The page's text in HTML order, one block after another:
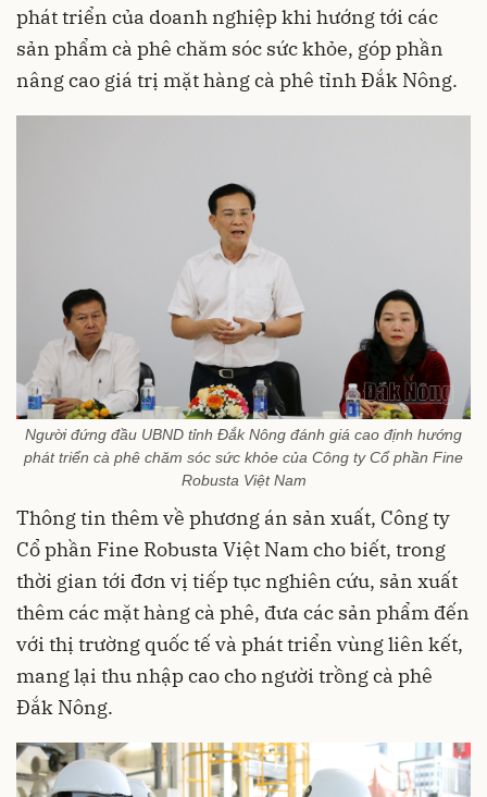
phát triển của doanh nghiệp khi hướng tới các
sản phẩm cà phê chăm sóc sức khỏe, góp phần
nâng cao giá trị mặt hàng cà phê tỉnh Đắk Nông.
Người đứng đầu UBND tỉnh Đắk Nông đánh giá cao định hướng
phát triển cà phê chăm sóc sức khỏe của Công ty Cổ phần Fine
Robusta Việt Nam
Thông tin thêm về phương án sản xuất, Công ty
Cổ phần Fine Robusta Việt Nam cho biết, trong
thời gian tới đơn vị tiếp tục nghiên cứu, sản xuất
thêm các mặt hàng cà phê, đưa các sản phẩm đến
với thị trường quốc tế và phát triển vùng liên kết,
mang lại thu nhập cao cho người trồng cà phê
Đắk Nông.